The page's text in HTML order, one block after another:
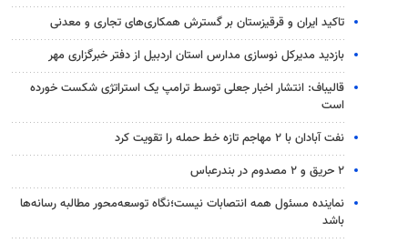
تاکید ایران و قرقیزستان بر گسترش همکاری‌های تجاری و معدنی
بازدید مدیرکل نوسازی مدارس استان اردبیل از دفتر خبرگزاری مهر
قالیباف: انتشار اخبار جعلی توسط ترامپ یک استراتژی شکست خورده
است
نفت آبادان با ۲ مهاجم تازه خط حمله را تقویت کرد
۲ حریق و ۲ مصدوم در بندرعباس
نماینده مسئول همه انتصابات نیست؛نگاه توسعه‌محور مطالبه رسانه‌ها
باشد